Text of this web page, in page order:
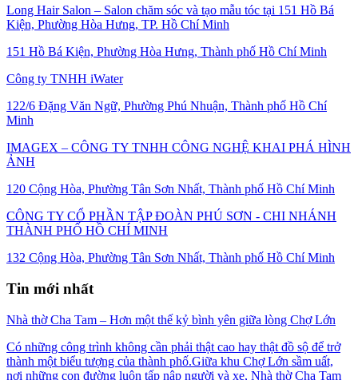
Long Hair Salon – Salon chăm sóc và tạo mẫu tóc tại 151 Hồ Bá
Kiện, Phường Hòa Hưng, TP. Hồ Chí Minh
151 Hồ Bá Kiện, Phường Hòa Hưng, Thành phố Hồ Chí Minh
Công ty TNHH iWater
122/6 Đặng Văn Ngữ, Phường Phú Nhuận, Thành phố Hồ Chí
Minh
IMAGEX – CÔNG TY TNHH CÔNG NGHỆ KHAI PHÁ HÌNH
ẢNH
120 Cộng Hòa, Phường Tân Sơn Nhất, Thành phố Hồ Chí Minh
CÔNG TY CỔ PHẦN TẬP ĐOÀN PHÚ SƠN - CHI NHÁNH
THÀNH PHỐ HỒ CHÍ MINH
132 Cộng Hòa, Phường Tân Sơn Nhất, Thành phố Hồ Chí Minh
Tin mới nhất
Nhà thờ Cha Tam – Hơn một thế kỷ bình yên giữa lòng Chợ Lớn
Có những công trình không cần phải thật cao hay thật đồ sộ để trở
thành một biểu tượng của thành phố.Giữa khu Chợ Lớn sầm uất,
nơi những con đường luôn tấp nập người và xe, Nhà thờ Cha Tam